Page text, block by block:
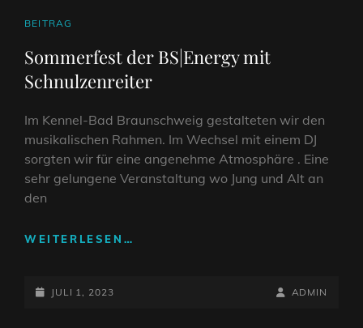
CAT
BEITRAG
Sommerfest der BS|Energy mit
Schnulzenreiter
Im Kennel-Bad Braunschweig gestalteten wir den
musikalischen Rahmen. Im Wechsel mit einem DJ
sorgten wir für eine angenehme Atmosphäre . Eine
sehr gelungene Veranstaltung wo Jung und Alt an
den
WEITERLESEN…
POSTED-
JULI 1, 2023
BY
BYLINE
ADMIN